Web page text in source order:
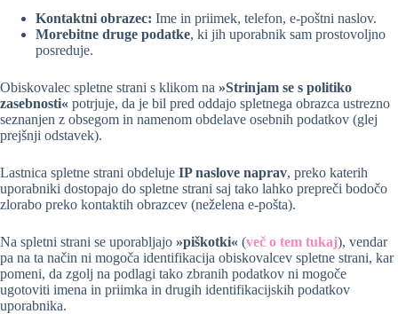
Kontaktni obrazec: Ime in priimek, telefon, e-poštni naslov.
Morebitne druge podatke, ki jih uporabnik sam prostovoljno
posreduje.
Obiskovalec spletne strani s klikom na »Strinjam se s politiko
zasebnosti« potrjuje, da je bil pred oddajo spletnega obrazca ustrezno
seznanjen z obsegom in namenom obdelave osebnih podatkov (glej
prejšnji odstavek).
Lastnica spletne strani obdeluje IP naslove naprav, preko katerih
uporabniki dostopajo do spletne strani saj tako lahko prepreči bodočo
zlorabo preko kontaktih obrazcev (neželena e-pošta).
Na spletni strani se uporabljajo »piškotki« (več o tem tukaj), vendar
pa na ta način ni mogoča identifikacija obiskovalcev spletne strani, kar
pomeni, da zgolj na podlagi tako zbranih podatkov ni mogoče
ugotoviti imena in priimka in drugih identifikacijskih podatkov
uporabnika.